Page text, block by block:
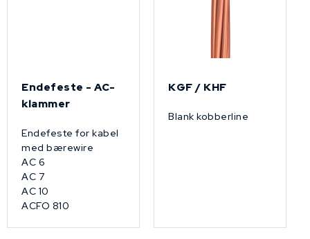
Endefeste - AC-
klammer
Endefeste for kabel
med bærewire
AC 6
AC 7
AC 10
ACFO 810
KGF / KHF
Blank kobberline